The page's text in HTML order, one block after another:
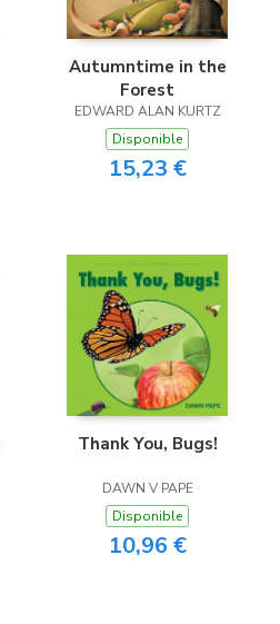
Autumntime in the
Forest
EDWARD ALAN KURTZ
Disponible
15,23 €
Thank You, Bugs!
DAWN V PAPE
Disponible
10,96 €